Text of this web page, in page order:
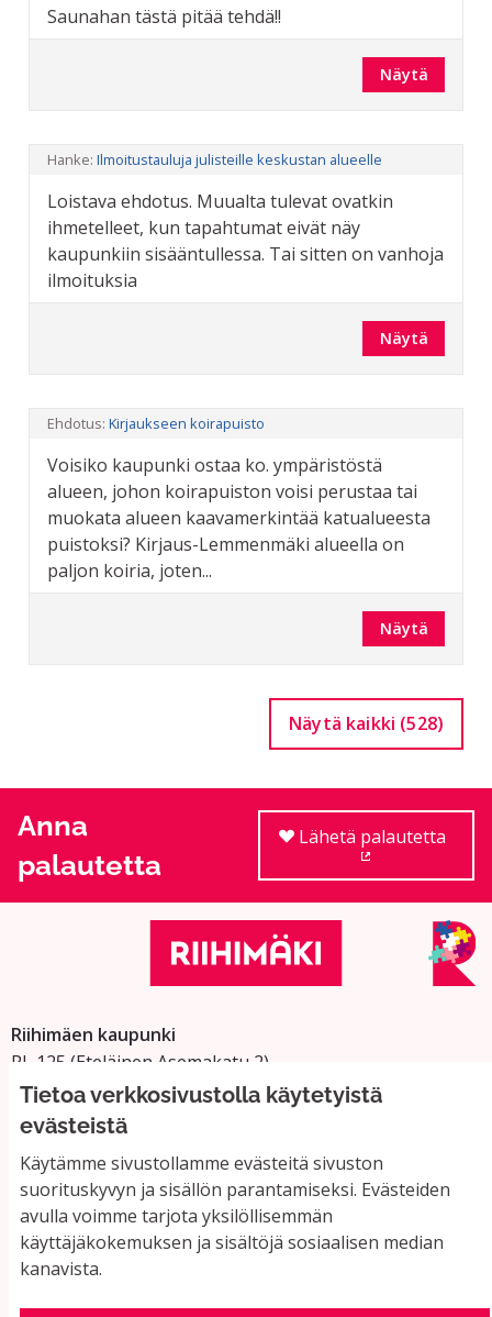
Tietoa verkkosivustolla käytetyistä
evästeistä
Käytämme sivustollamme evästeitä sivuston
suorituskyvyn ja sisällön parantamiseksi. Evästeiden
avulla voimme tarjota yksilöllisemmän
käyttäjäkokemuksen ja sisältöjä sosiaalisen median
kanavista.
Saunahan tästä pitää tehdä!!
Näytä
Hanke: Ilmoitustauluja julisteille keskustan alueelle
Loistava ehdotus. Muualta tulevat ovatkin
ihmetelleet, kun tapahtumat eivät näy
kaupunkiin sisääntullessa. Tai sitten on vanhoja
ilmoituksia
Näytä
Ehdotus: Kirjaukseen koirapuisto
Voisiko kaupunki ostaa ko. ympäristöstä
alueen, johon koirapuiston voisi perustaa tai
muokata alueen kaavamerkintää katualueesta
puistoksi? Kirjaus-Lemmenmäki alueella on
paljon koiria, joten...
Näytä
Näytä kaikki (528)
Anna
palautetta
Lähetä palautetta
Riihimäen kaupunki
PL 125 (Eteläinen Asemakatu 2)
11101 Riihimäki
Vaihde: 019 758 4000
Sähköpostiosoitteet:
etunimi.sukunimi@riihimaki.fi
Yhteystiedot ja usein kysyttyä
Käyttöehdot